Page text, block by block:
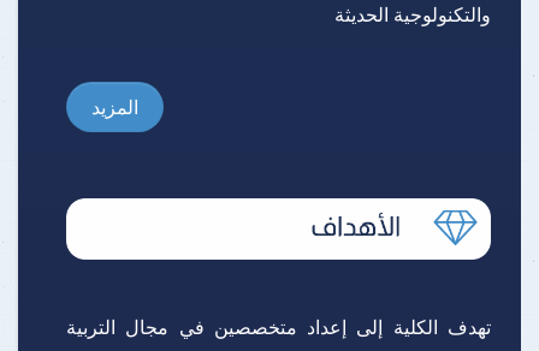
والتكنولوجية الحديثة
المزيد
تهدف الكلية إلى إعداد متخصصين في مجال التربية